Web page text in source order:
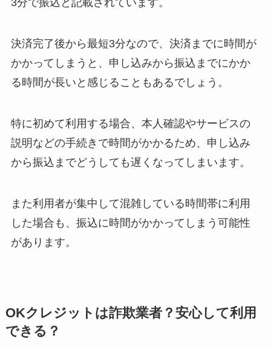
3分で振込と記載されています。
決済完了後から最短3分なので、決済までに時間が
かかってしまうと、申し込みから振込までにかか
る時間が長いと感じることもあるでしょう。
特に初めて利用する場合、本人確認やサービスの
説明などの手続きで時間がかかるため、申し込み
から振込までどうしても遅くなってしまいます。
また利用者が集中して混雑している時間帯に利用
した場合も、振込に時間がかかってしまう可能性
があります。
OKクレジットは詐欺業者？安心して利用
できる？